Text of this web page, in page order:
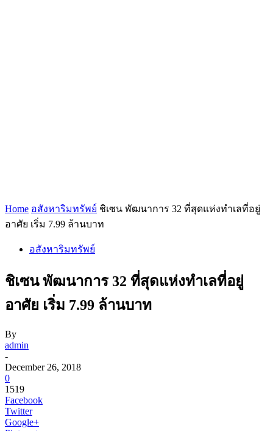
Home อสังหาริมทรัพย์ ชิเซน พัฒนาการ 32 ที่สุดแห่งทำเลที่อยู่
อาศัย เริ่ม 7.99 ล้านบาท
อสังหาริมทรัพย์
ชิเซน พัฒนาการ 32 ที่สุดแห่งทำเลที่อยู่
อาศัย เริ่ม 7.99 ล้านบาท
By
admin
-
December 26, 2018
0
1519
Facebook
Twitter
Google+